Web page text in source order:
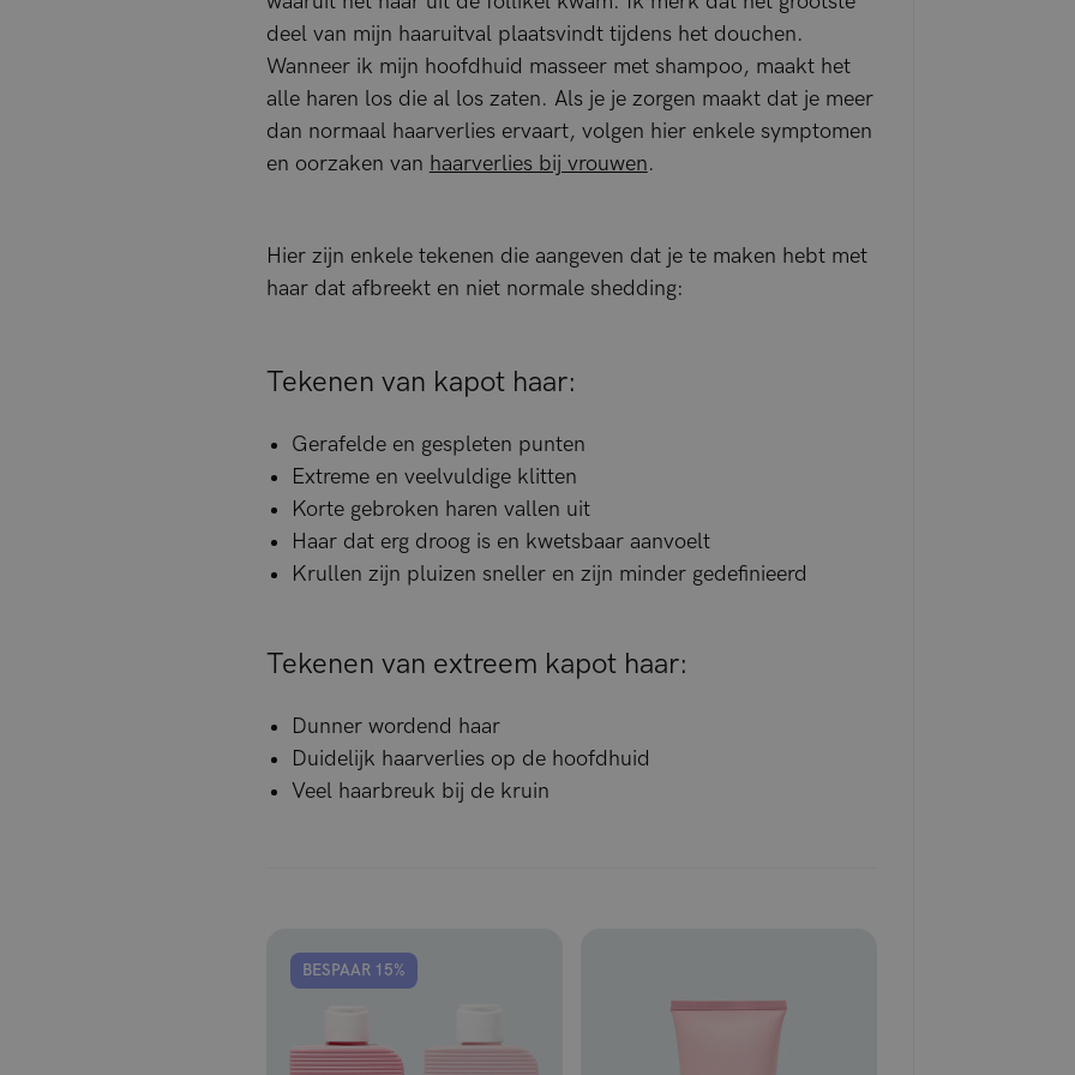
deel van mijn haaruitval plaatsvindt tijdens het douchen.
Wanneer ik mijn hoofdhuid masseer met shampoo, maakt het
alle haren los die al los zaten. Als je je zorgen maakt dat je meer
dan normaal haarverlies ervaart, volgen hier enkele symptomen
en oorzaken van haarverlies bij vrouwen.
Hier zijn enkele tekenen die aangeven dat je te maken hebt met
haar dat afbreekt en niet normale shedding:
Tekenen van kapot haar:
Gerafelde en gespleten punten
Extreme en veelvuldige klitten
Korte gebroken haren vallen uit
Haar dat erg droog is en kwetsbaar aanvoelt
Krullen zijn pluizen sneller en zijn minder gedefinieerd
Tekenen van extreem kapot haar:
Dunner wordend haar
Duidelijk haarverlies op de hoofdhuid
Veel haarbreuk bij de kruin
BESPAAR 15%